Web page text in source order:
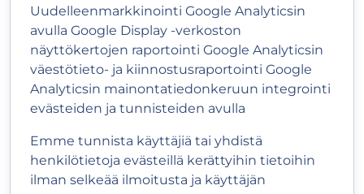
Uudelleenmarkkinointi Google Analyticsin
avulla Google Display -verkoston
näyttökertojen raportointi Google Analyticsin
väestötieto- ja kiinnostusraportointi Google
Analyticsin mainontatiedonkeruun integrointi
evästeiden ja tunnisteiden avulla
Emme tunnista käyttäjiä tai yhdistä
henkilötietoja evästeillä kerättyihin tietoihin
ilman selkeää ilmoitusta ja käyttäjän